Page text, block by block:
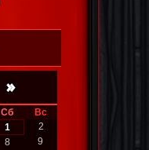
»
Сб
Вс
1
2
8
9